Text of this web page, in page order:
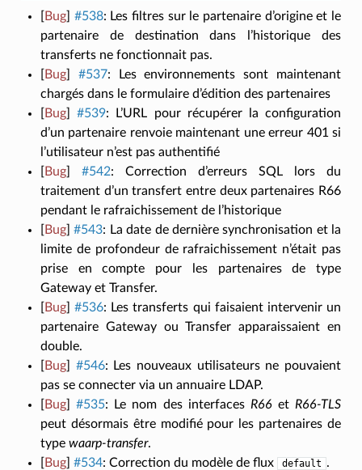
Bug] #538: Les filtres sur le partenaire d’origine et le
partenaire de destination dans l’historique des
transferts ne fonctionnait pas.
Bug] #537: Les environnements sont maintenant
chargés dans le formulaire d’édition des partenaires
Bug] #539: L’URL pour récupérer la configuration
d’un partenaire renvoie maintenant une erreur 401 si
l’utilisateur n’est pas authentifié
Bug] #542: Correction d’erreurs SQL lors du
traitement d’un transfert entre deux partenaires R66
pendant le rafraichissement de l’historique
Bug] #543: La date de dernière synchronisation et la
limite de profondeur de rafraichissement n’était pas
prise en compte pour les partenaires de type
Gateway et Transfer.
Bug] #536: Les transferts qui faisaient intervenir un
partenaire Gateway ou Transfer apparaissaient en
double.
Bug] #546: Les nouveaux utilisateurs ne pouvaient
pas se connecter via un annuaire LDAP.
Bug] #535: Le nom des interfaces R66et R66-TLS
peut désormais être modifié pour les partenaires de
type waarp-transfer.
Bug] #534: Correction du modèle de flux default .